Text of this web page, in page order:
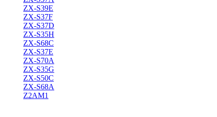
ZX-S39E
ZX-S37F
ZX-S37D
ZX-S35H
ZX-S68C
ZX-S37E
ZX-S70A
ZX-S35G
ZX-S50C
ZX-S68A
Z2AM1